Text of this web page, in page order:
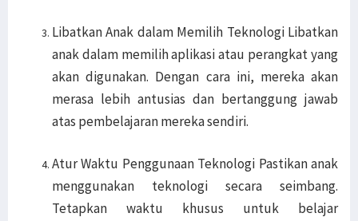
Libatkan Anak dalam Memilih Teknologi Libatkan
anak dalam memilih aplikasi atau perangkat yang
akan digunakan. Dengan cara ini, mereka akan
merasa lebih antusias dan bertanggung jawab
atas pembelajaran mereka sendiri.
Atur Waktu Penggunaan Teknologi Pastikan anak
menggunakan teknologi secara seimbang.
Tetapkan waktu khusus untuk belajar